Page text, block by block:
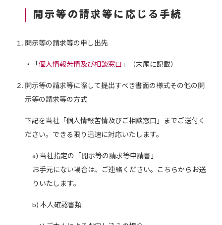
開示等の請求等に応じる手続
開示等の請求等の申し出先
・「 個人情報苦情及び相談窓口」（末尾に記載）
開示等の請求等に際して提出すべき書面の様式その他の開
示等の請求等の方式
下記を当社「個人情報苦情及びご相談窓口」までご送付く
ださい。できる限り迅速に対応いたします。
a) 当社指定の「開示等の請求等申請書」
お手元にない場合は、ご連絡ください。こちらからお送
りいたします。
b) 本人確認書類